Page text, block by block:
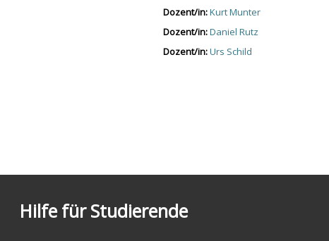
Dozent/in:Kurt Munter
Dozent/in:Daniel Rutz
Dozent/in:Urs Schild
Hilfe für Studierende